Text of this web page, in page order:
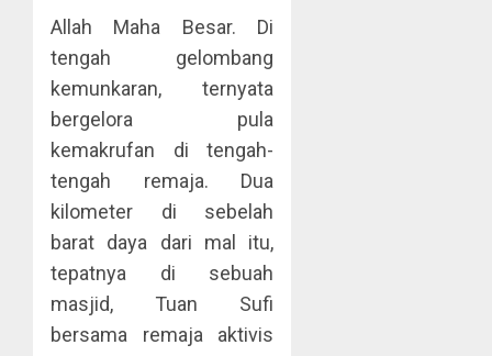
Allah Maha Besar. Di
tengah gelombang
kemunkaran, ternyata
bergelora pula
kemakrufan di tengah-
tengah remaja. Dua
kilometer di sebelah
barat daya dari mal itu,
tepatnya di sebuah
masjid, Tuan Sufi
bersama remaja aktivis